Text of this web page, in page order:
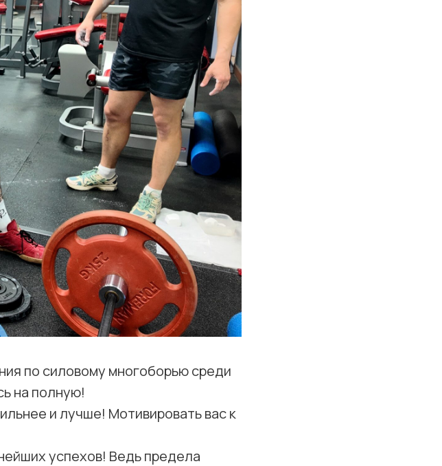
по силовому многоборью среди
на полную!
и лучше! Мотивировать вас к
успехов! Ведь предела